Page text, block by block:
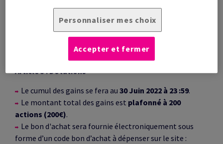
10€) par tranche de 200€ HT de commande
en compte le montant total des commandes
enregistrées sur la période de l’opérationhors
Article 5 : Dotations
Le cumul des gains se fera au 30 Juin 2022 à 23 :59.
Le montant total des gains est plafonné à 200
actions (200€).
Le bon d'achat sera fournie électroniquement sous
forme d’un code bon d’achat à dépenser sur le site :
Personnaliser mes choix
Accepter et fermer